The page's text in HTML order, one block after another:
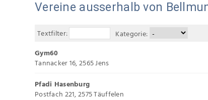
Vereine ausserhalb von
Textfilter:
Kategorie:
Gym60
Tannacker 16, 2565 Jens
Pfadi Hasenburg
Postfach 221, 2575 Täuffelen